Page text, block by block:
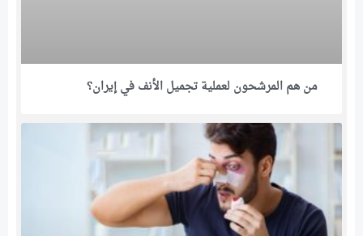
من هم المرشحون لعملية تجميل الأنف في إيران؟